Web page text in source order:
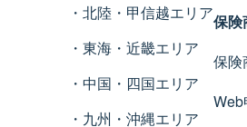
北陸・甲信越エリア
東海・近畿エリア
中国・四国エリア
九州・沖縄エリア
保険
保険